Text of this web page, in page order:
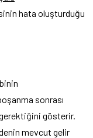
hata oluşturduğu
sonrası
gösterir.
mevcut gelir